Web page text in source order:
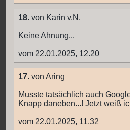
18. von Karin v.N.
Keine Ahnung...
vom 22.01.2025, 12.20
17. von Aring
Musste tatsächlich auch
Knapp daneben...! Jetzt weiß
vom 22.01.2025, 11.32